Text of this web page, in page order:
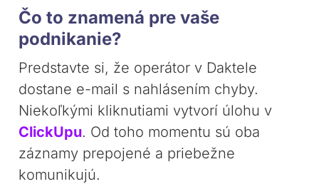
Čo to znamená pre vaše
podnikanie?
Predstavte si, že operátor v Daktele
dostane e-mail s nahlásením chyby.
Niekoľkými kliknutiami vytvorí úlohu v
ClickUpu. Od toho momentu sú oba
záznamy prepojené a priebežne
komunikujú.